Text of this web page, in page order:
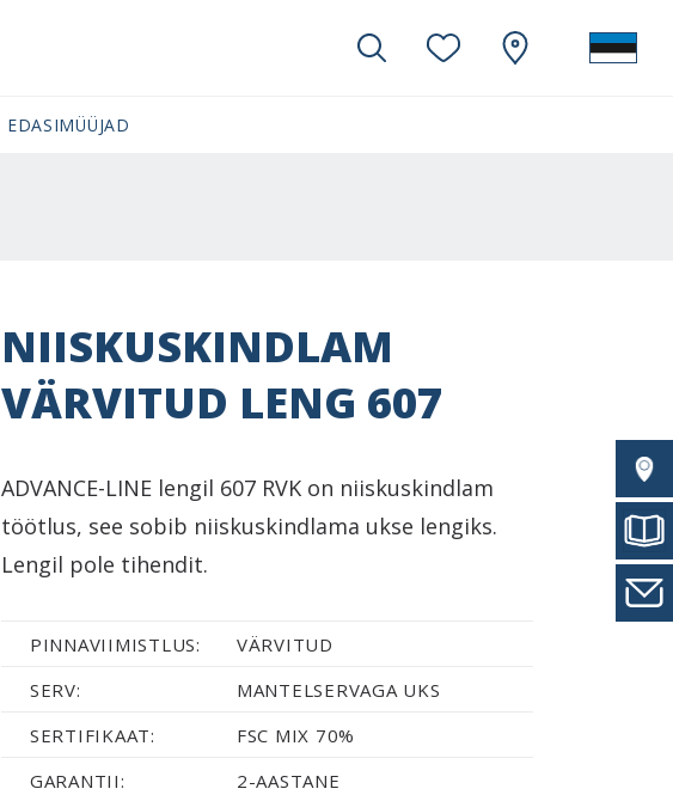
EDASIMÜÜJAD
NIISKUSKINDLAM
VÄRVITUD LENG 607
ADVANCE-LINE lengil 607 RVK on niiskuskindlam
töötlus, see sobib niiskuskindlama ukse lengiks.
Lengil pole tihendit.
PINNAVIIMISTLUS:
VÄRVITUD
SERV:
MANTELSERVAGA UKS
SERTIFIKAAT:
FSC MIX 70%
GARANTII:
2-AASTANE